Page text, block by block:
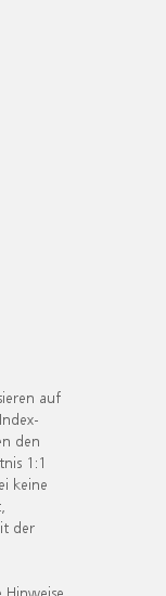
auf
den
1:1
keine
der